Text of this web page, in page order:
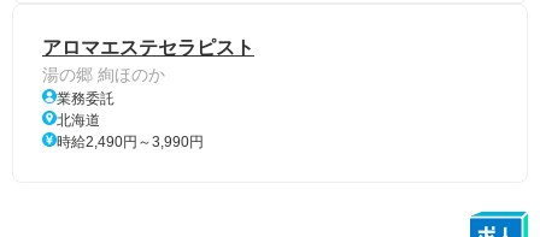
アロマエステセラピスト
湯の郷 絢ほのか
業務委託
北海道
時給2,490円～3,990円